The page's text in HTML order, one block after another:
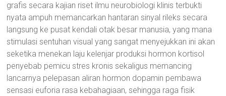
grafis secara kajian riset ilmu neurobiologi klinis terbukti
nyata ampuh memancarkan hantaran sinyal rileks secara
langsung ke pusat kendali otak besar manusia, yang mana
stimulasi sentuhan visual yang sangat menyejukkan ini akan
seketika menekan laju kelenjar produksi hormon kortisol
penyebab pemicu stres kronis sekaligus memancing
lancarnya pelepasan aliran hormon dopamin pembawa
sensasi euforia rasa kebahagiaan, sehingga raga fisik